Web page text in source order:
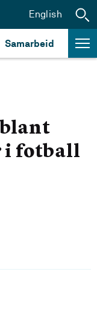
Samarbeid
English
blant
i fotball